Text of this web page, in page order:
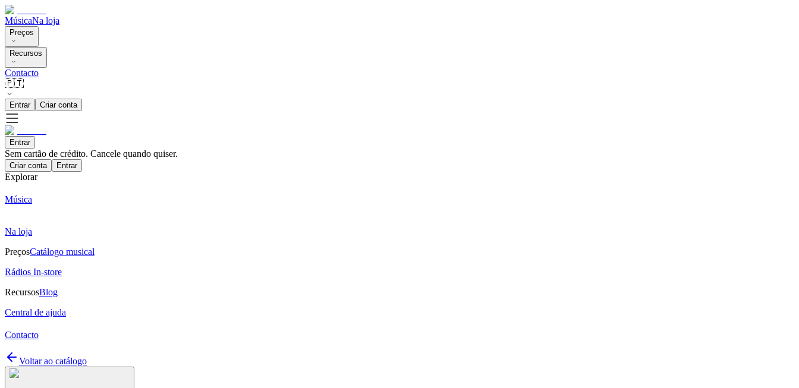
MúsicaNa loja
Preços
Recursos
Contacto
🇵🇹
Entrar Criar conta
Entrar
Sem cartão de crédito. Cancele quando quiser.
Criar conta Entrar
Explorar
Música
Na loja
PreçosCatálogo musical
Rádios In-store
RecursosBlog
Central de ajuda
Contacto
Voltar ao catálogo